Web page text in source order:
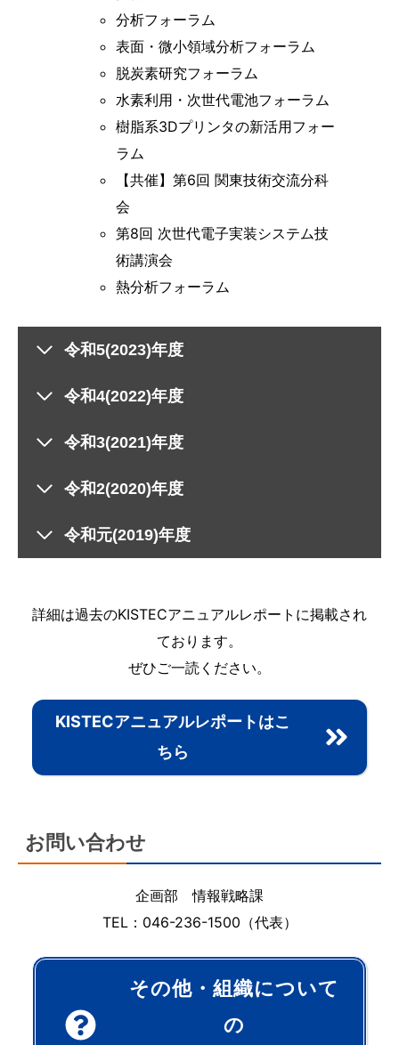
分析フォーラム
表面・微小領域分析フォーラム
脱炭素研究フォーラム
水素利用・次世代電池フォーラム
樹脂系3Dプリンタの新活用フォー
ラム
【共催】第6回 関東技術交流分科
会
第8回 次世代電子実装システム技
術講演会
熱分析フォーラム
令和5(2023)年度
令和4(2022)年度
令和3(2021)年度
令和2(2020)年度
令和元(2019)年度
詳細は過去のKISTECアニュアルレポートに掲載され
ております。
ぜひご一読ください。
KISTECアニュアルレポートはこ
ちら
お問い合わせ
企画部 情報戦略課
TEL：046-236-1500（代表）
その他・組織について
の